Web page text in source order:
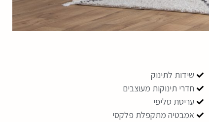
שידות לתינוק
חדרי תינוקות מעוצבים
עריסת סליפי
אמבטיה מתקפלת פלקסי